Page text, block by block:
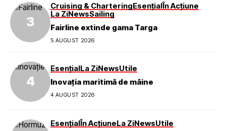
Cruising & CharteringEsențialÎn Acțiune
La ZiNewsSailing
Fairline extinde gama Targa
5 AUGUST 2026
EsențialLa ZiNewsUtile
Inovația maritimă de mâine
4 AUGUST 2026
EsențialÎn AcțiuneLa ZiNewsUtile